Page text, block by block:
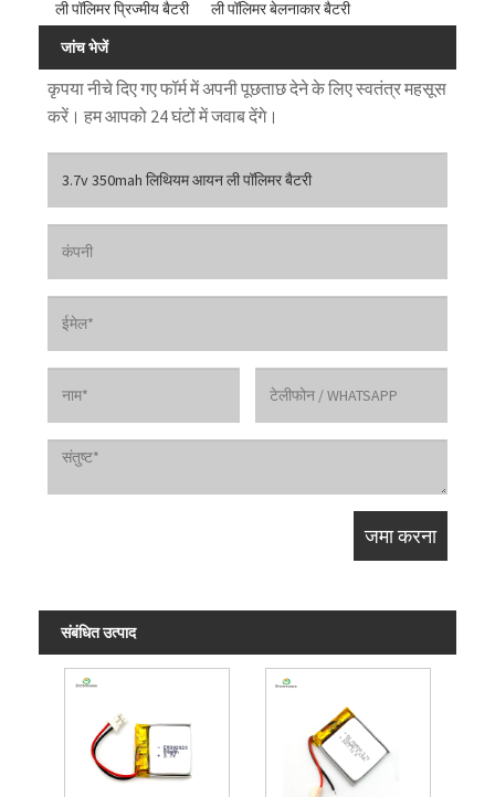
ली पॉलिमर प्रिज्मीय बैटरी
ली पॉलिमर बेलनाकार बैटरी
जांच भेजें
कृपया नीचे दिए गए फॉर्म में अपनी पूछताछ देने के लिए स्वतंत्र महसूस
करें। हम आपको 24 घंटों में जवाब देंगे।
संबंधित उत्पाद